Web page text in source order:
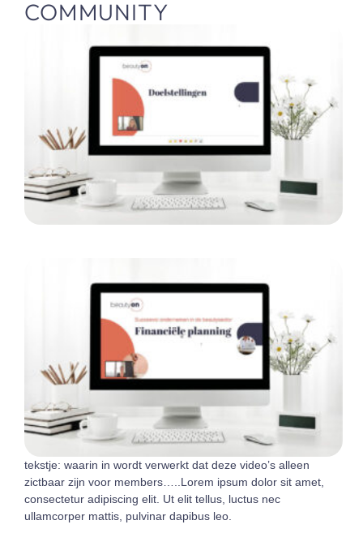
COMMUNITY
tekstje: waarin in wordt verwerkt dat deze video’s alleen
zictbaar zijn voor members…..Lorem ipsum dolor sit amet,
consectetur adipiscing elit. Ut elit tellus, luctus nec
ullamcorper mattis, pulvinar dapibus leo.